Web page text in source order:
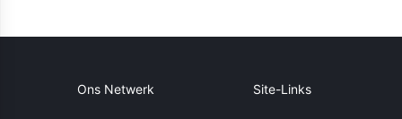
Ons Netwerk Site-Links